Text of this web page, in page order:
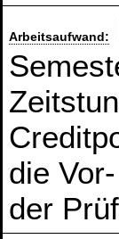
Arbeitsaufwand:
die
der